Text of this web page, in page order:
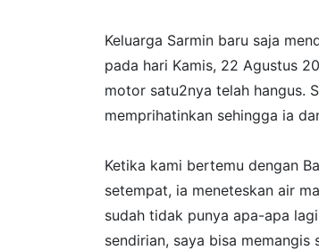
Keluarga Sarmin baru saja
pada hari Kamis, 22 Agustus
motor satu2nya telah hangus.
memprihatinkan sehingga ia
Ketika kami bertemu dengan
setempat, ia meneteskan air
sudah tidak punya apa-apa
sendirian, saya bisa memangis